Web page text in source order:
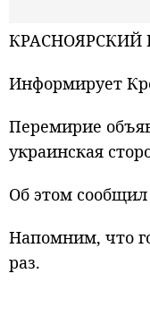
КРАСНОЯРСКИЙ
Информирует
Перемирие
украинская
Об этом
Напомним, что
раз.